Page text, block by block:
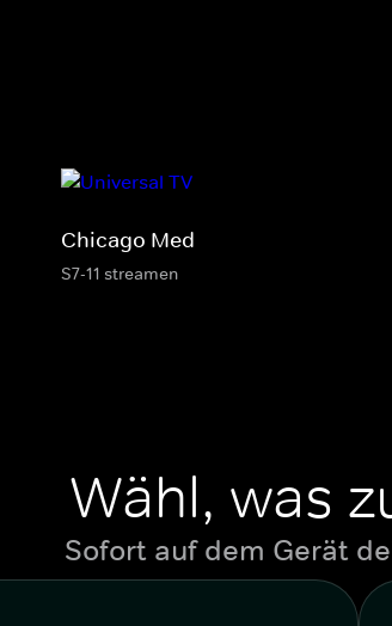
Chicago Med
S7-11 streamen
Wähl, was
Sofort auf dem Gerät